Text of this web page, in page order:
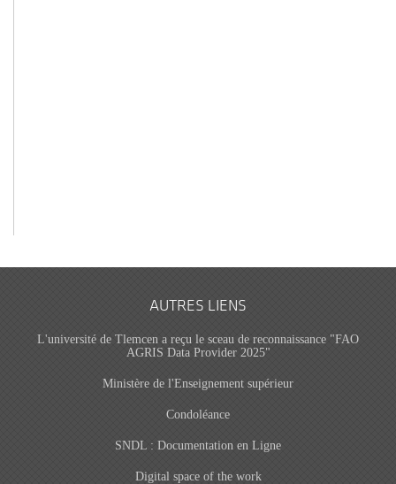
AUTRES LIENS
L'université de Tlemcen a reçu le sceau de reconnaissance "FAO
AGRIS Data Provider 2025"
Ministère de l'Enseignement supérieur
Condoléance
SNDL : Documentation en Ligne
Digital space of the work